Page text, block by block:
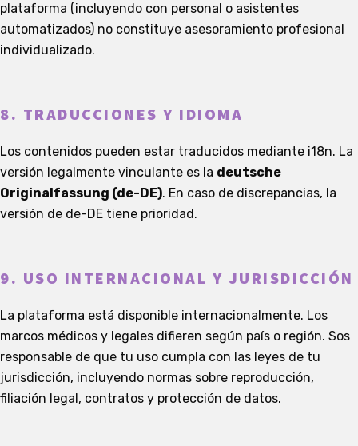
plataforma (incluyendo con personal o asistentes
automatizados) no constituye asesoramiento profesional
individualizado.
8. TRADUCCIONES Y IDIOMA
Los contenidos pueden estar traducidos mediante i18n. La
versión legalmente vinculante es la deutsche
Originalfassung (de-DE). En caso de discrepancias, la
versión de de-DE tiene prioridad.
9. USO INTERNACIONAL Y JURISDICCIÓN
La plataforma está disponible internacionalmente. Los
marcos médicos y legales difieren según país o región. Sos
responsable de que tu uso cumpla con las leyes de tu
jurisdicción, incluyendo normas sobre reproducción,
filiación legal, contratos y protección de datos.